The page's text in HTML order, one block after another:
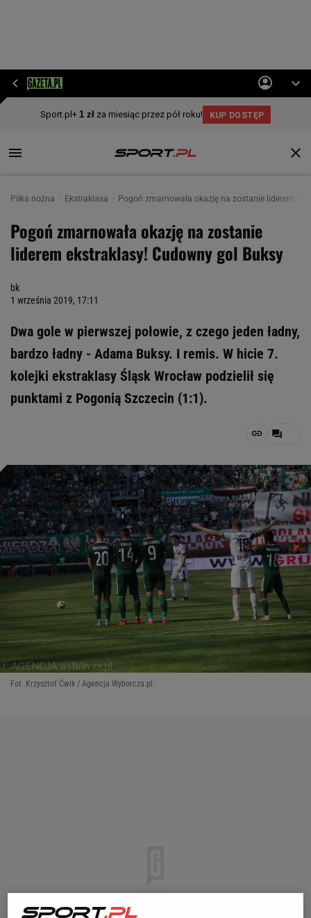
Piłka nożna Ekstraklasa Pogoń zmarnowała okazję na zostanie liderem
Pogoń zmarnowała okazję na zostanie
liderem ekstraklasy! Cudowny gol Buksy
bk
1 września 2019, 17:11
Dwa gole w pierwszej połowie, z czego jeden ładny,
bardzo ładny - Adama Buksy. I remis. W hicie 7.
kolejki ekstraklasy Śląsk Wrocław podzielił się
punktami z Pogonią Szczecin (1:1).
Fot. Krzysztof Ćwik / Agencja Wyborcza.pl